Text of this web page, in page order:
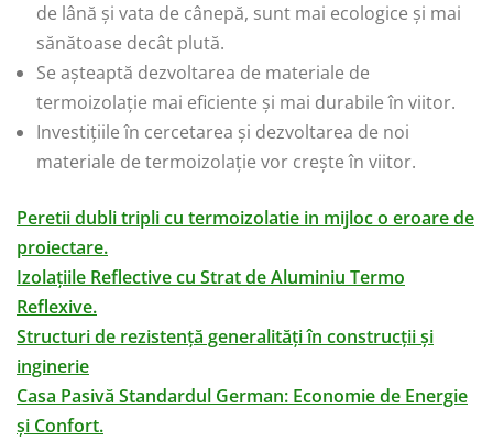
de lână și vata de cânepă, sunt mai ecologice și mai
sănătoase decât plută.
Se așteaptă dezvoltarea de materiale de
termoizolație mai eficiente și mai durabile în viitor.
Investițiile în cercetarea și dezvoltarea de noi
materiale de termoizolație vor crește în viitor.
Peretii dubli tripli cu termoizolatie in mijloc o eroare de
proiectare.
Izolațiile Reflective cu Strat de Aluminiu Termo
Reflexive.
Structuri de rezistență generalități în construcții și
inginerie
Casa Pasivă Standardul German: Economie de Energie
și Confort.